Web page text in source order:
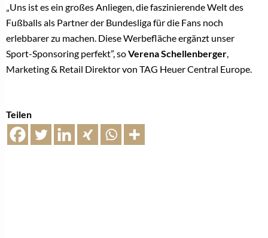
„Uns ist es ein großes Anliegen, die faszinierende Welt des
Fußballs als Partner der Bundesliga für die Fans noch
erlebbarer zu machen. Diese Werbefläche ergänzt unser
Sport-Sponsoring perfekt”, soVerena Schellenberger
Marketing & Retail Direktor von TAG Heuer Central Europe.
Teilen